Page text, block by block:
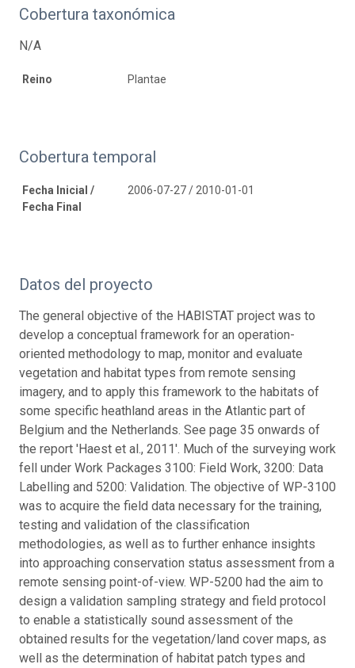
Cobertura taxonómica
N/A
Reino Plantae
Cobertura temporal
Fecha Inicial /
Fecha Final
2006-07-27 / 2010-01-01
Datos del proyecto
The general objective of the HABISTAT project was to
develop a conceptual framework for an operation-
oriented methodology to map, monitor and evaluate
vegetation and habitat types from remote sensing
imagery, and to apply this framework to the habitats of
some specific heathland areas in the Atlantic part of
Belgium and the Netherlands. See page 35 onwards of
the report 'Haest et al., 2011'. Much of the surveying work
fell under Work Packages 3100: Field Work, 3200: Data
Labelling and 5200: Validation. The objective of WP-3100
was to acquire the field data necessary for the training,
testing and validation of the classification
methodologies, as well as to further enhance insights
into approaching conservation status assessment from a
remote sensing point-of-view. WP-5200 had the aim to
design a validation sampling strategy and field protocol
to enable a statistically sound assessment of the
obtained results for the vegetation/land cover maps, as
well as the determination of habitat patch types and